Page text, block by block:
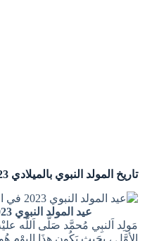
تاريخ المولد النبوي بالميلادي 2023
عيد المولد النبوي 2023 في المغرب
الأوَّل ، بِحَيث يَكُون هذَا اليوْم